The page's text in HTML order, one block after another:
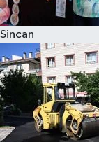
Sincan